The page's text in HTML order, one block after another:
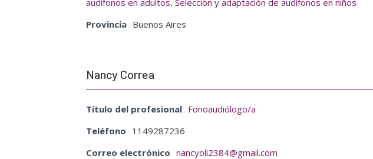
audífonos en adultos,Selección y adaptación de audífonos en niños
Provincia Buenos Aires
Nancy Correa
Título del profesional Fonoaudiólogo/a
Teléfono 1149287236
Correo electrónico nancyoli2384@gmail.com